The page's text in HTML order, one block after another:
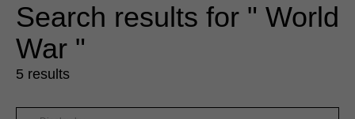
Search results for " World
War "
5 results